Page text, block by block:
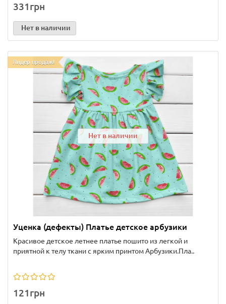
331грн
Нет в наличии
Лидер продаж!
Нет в наличии
Уценка (дефекты) Платье детское арбузики
Красивое детское летнее платье пошито из легкой и
приятной к телу ткани с ярким принтом Арбузики.Пла..
121грн